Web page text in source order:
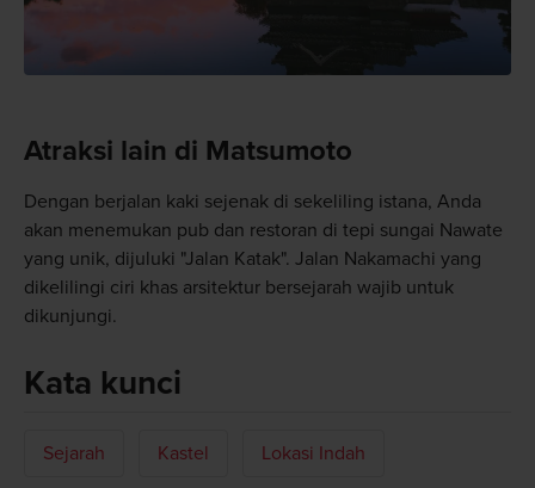
Atraksi lain di Matsumoto
Dengan berjalan kaki sejenak di sekeliling istana, Anda
akan menemukan pub dan restoran di tepi sungai Nawate
yang unik, dijuluki "Jalan Katak". Jalan Nakamachi yang
dikelilingi ciri khas arsitektur bersejarah wajib untuk
dikunjungi.
Kata kunci
Sejarah Kastel Lokasi Indah